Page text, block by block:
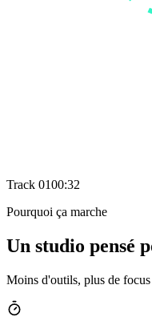
Track 0100:32
Pourquoi ça marche
Un studio pensé
Moins d'outils, plus de